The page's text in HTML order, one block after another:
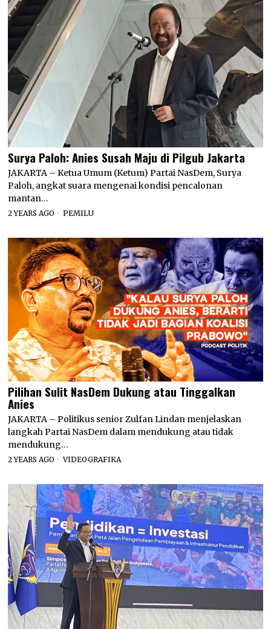
Surya Paloh: Anies Susah Maju di Pilgub Jakarta
JAKARTA – Ketua Umum (Ketum) Partai NasDem, Surya
Paloh, angkat suara mengenai kondisi pencalonan
mantan…
2 YEARS AGO PEMILU
Pilihan Sulit NasDem Dukung atau Tinggalkan
Anies
JAKARTA – Politikus senior Zulfan Lindan menjelaskan
langkah Partai NasDem dalam mendukung atau tidak
mendukung…
2 YEARS AGO VIDEOGRAFIKA